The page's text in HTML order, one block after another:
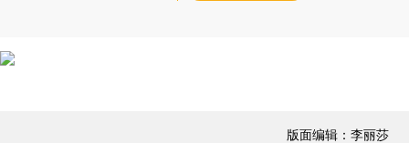
版面编辑：李丽莎